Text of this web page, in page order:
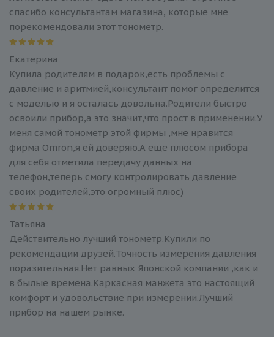
спасибо консультантам магазина, которые мне
порекомендовали этот тонометр.
Екатерина
Купила родителям в подарок,есть проблемы с
давление и аритмией,консультант помог определится
с моделью и я осталась довольна.Родители быстро
освоили прибор,а это значит,что прост в применении.У
меня самой тонометр этой фирмы ,мне нравится
фирма Omron,я ей доверяю.А еще плюсом прибора
для себя отметила передачу данных на
телефон,теперь смогу контролировать давление
своих родителей,это огромный плюс)
Татьяна
Действительно лучший тонометр.Купили по
рекомендации друзей.Точность измерения давления
поразительная.Нет равных Японской компании ,как и
в былые времена.Каркасная манжета это настоящий
комфорт и удовольствие при измерении.Лучший
прибор на нашем рынке.